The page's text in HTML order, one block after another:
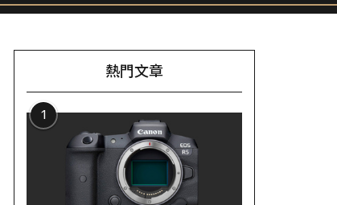
熱門文章
1